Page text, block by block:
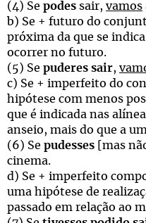
(4) Se podes sair, vamos
b) Se + futuro do
próxima da que se
ocorrer no futuro.
(5) Se puderes sair,
c) Se + imperfeito do
hipótese com menos
que é indicada nas
anseio, mais do que a
(6) Se pudesses [mas
cinema.
d) Se + imperfeito
uma hipótese de
passado em relação ao